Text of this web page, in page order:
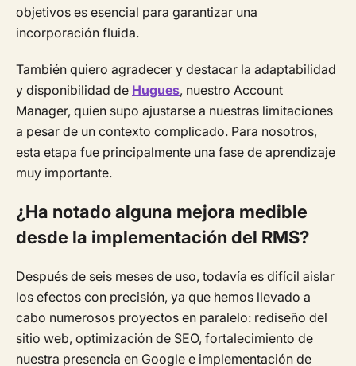
objetivos es esencial para garantizar una
incorporación fluida.
También quiero agradecer y destacar la adaptabilidad
y disponibilidad de Hugues, nuestro Account
Manager, quien supo ajustarse a nuestras limitaciones
a pesar de un contexto complicado. Para nosotros,
esta etapa fue principalmente una fase de aprendizaje
muy importante.
¿Ha notado alguna mejora medible
desde la implementación del RMS?
Después de seis meses de uso, todavía es difícil aislar
los efectos con precisión, ya que hemos llevado a
cabo numerosos proyectos en paralelo: rediseño del
sitio web, optimización de SEO, fortalecimiento de
nuestra presencia en Google e implementación de